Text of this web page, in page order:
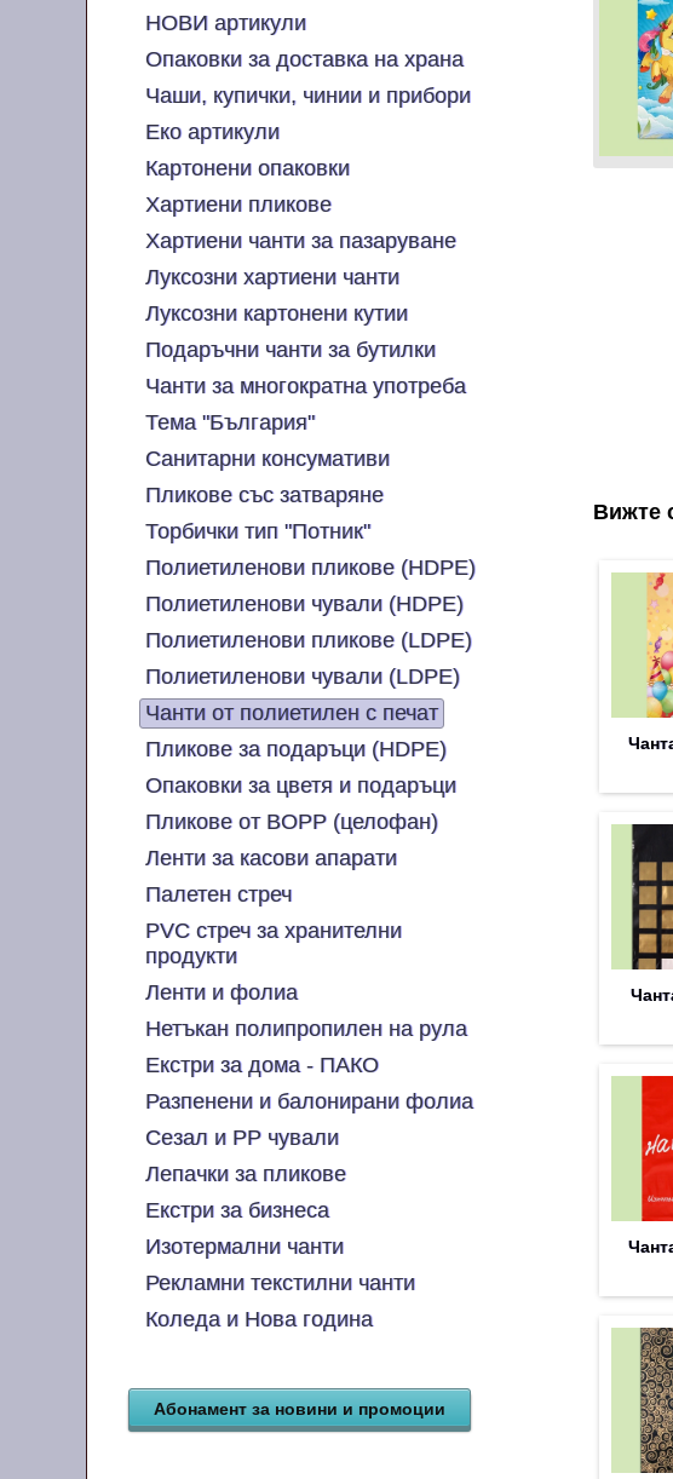
НОВИ артикули
Опаковки за доставка на храна
Чаши, купички, чинии и прибори
Еко артикули
Картонени опаковки
Хартиени пликове
Хартиени чанти за пазаруване
Луксозни хартиени чанти
Луксозни картонени кутии
Подаръчни чанти за бутилки
Чанти за многократна употреба
Тема "България"
Санитарни консумативи
Пликове със затваряне
Торбички тип "Потник"
Полиетиленови пликове (HDPE)
Полиетиленови чували (HDPE)
Полиетиленови пликове (LDPE)
Полиетиленови чували (LDPE)
Чанти от полиетилен с печат
Пликове за подаръци (HDPE)
Опаковки за цветя и подаръци
Пликове от BOPP (целофан)
Ленти за касови апарати
Палетен стреч
PVC стреч за хранителни
продукти
Ленти и фолиа
Нетъкан полипропилен на рула
Екстри за дома - ПАКО
Разпенени и балонирани фолиа
Сезал и PP чували
Лепачки за пликове
Екстри за бизнеса
Изотермални чанти
Рекламни текстилни чанти
Коледа и Нова година
Вижте